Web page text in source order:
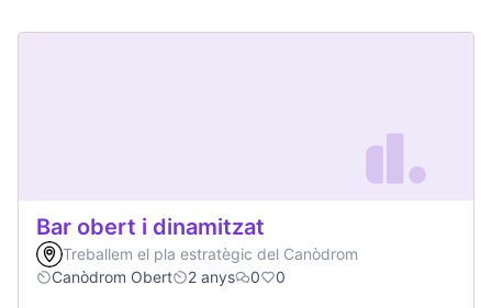
Bar obert i dinamitzat
Treballem el pla estratègic del Canòdrom
Canòdrom Obert
2 anys 0 0